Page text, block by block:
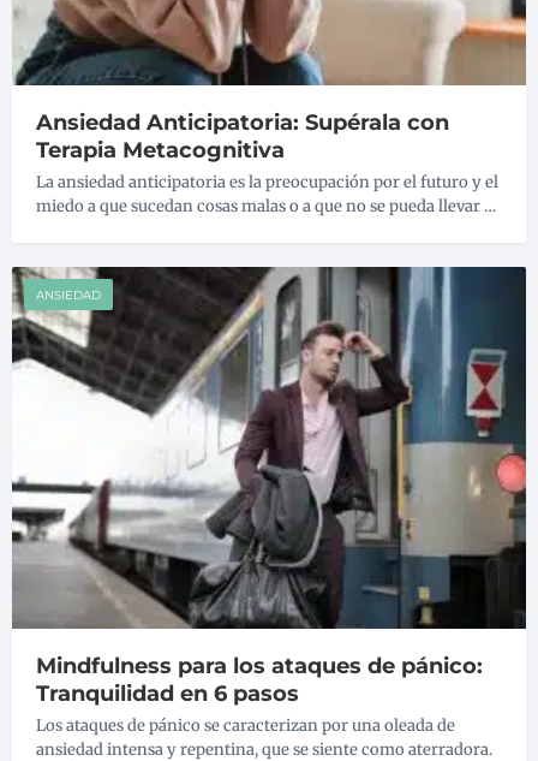
Ansiedad Anticipatoria: Supérala con
Terapia Metacognitiva
La ansiedad anticipatoria es la preocupación por el futuro y el
miedo a que sucedan cosas malas o a que no se pueda llevar …
ANSIEDAD
Mindfulness para los ataques de pánico:
Tranquilidad en 6 pasos
Los ataques de pánico se caracterizan por una oleada de
ansiedad intensa y repentina, que se siente como aterradora.